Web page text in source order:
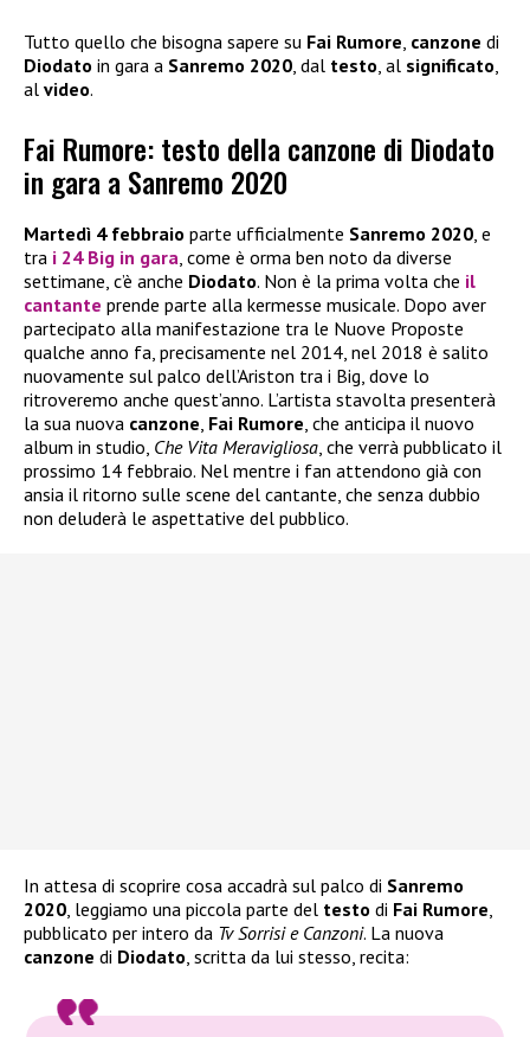
Tutto quello che bisogna sapere su Fai Rumore, canzone di
Diodato in gara a Sanremo 2020, dal testo, al significato,
al video.
Fai Rumore: testo della canzone di Diodato
in gara a Sanremo 2020
Martedì 4 febbraio parte ufficialmente Sanremo 2020, e
tra i 24 Big in gara, come è orma ben noto da diverse
settimane, c’è anche Diodato. Non è la prima volta che il
cantante prende parte alla kermesse musicale. Dopo aver
partecipato alla manifestazione tra le Nuove Proposte
qualche anno fa, precisamente nel 2014, nel 2018 è salito
nuovamente sul palco dell’Ariston tra i Big, dove lo
ritroveremo anche quest’anno. L’artista stavolta presenterà
la sua nuova canzone, Fai Rumore, che anticipa il nuovo
album in studio, Che Vita Meravigliosa, che verrà pubblicato il
prossimo 14 febbraio. Nel mentre i fan attendono già con
ansia il ritorno sulle scene del cantante, che senza dubbio
non deluderà le aspettative del pubblico.
In attesa di scoprire cosa accadrà sul palco di Sanremo
2020, leggiamo una piccola parte del testo di Fai Rumore,
pubblicato per intero da Tv Sorrisi e Canzoni. La nuova
canzone di Diodato, scritta da lui stesso, recita: